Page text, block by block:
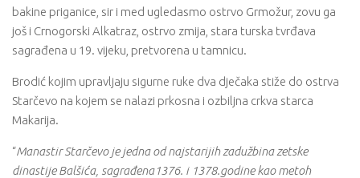
bakine priganice, sir i med ugledasmo ostrvo Grmožur, zovu ga
još i Crnogorski Alkatraz, ostrvo zmija, stara turska tvrđava
sagrađena u 19. vijeku, pretvorena u tamnicu.
Brodić kojim upravljaju sigurne ruke dva dječaka stiže do ostrva
Starčevo na kojem se nalazi prkosna i ozbiljna crkva starca
Makarija.
“Manastir Starčevo je jedna od najstarijih zadužbina zetske
dinastije Balšića, sagrađena1376. i 1378.godine kao metoh